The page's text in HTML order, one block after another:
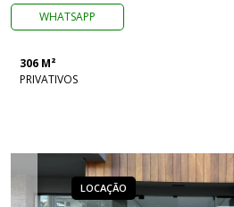
WHATSAPP
306 M²
PRIVATIVOS
LOCAÇÃO